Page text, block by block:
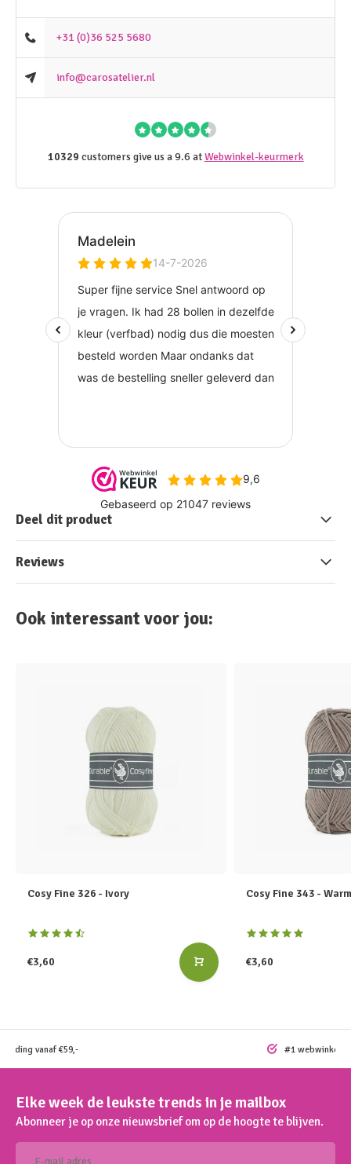
+31 (0)36 525 5680
info@carosatelier.nl
10329 customers give us a 9.6 atWebwinkel-keurmerk
Deel dit product
Reviews
Ook interessant voor jou:
Cosy Fine 326 - Ivory
€3,60
Cosy Fine 343 -
€3,60
vanaf €59,- #1 webwinkel
Elke week de leukste trends in je mailbox
Abonneer je op onze nieuwsbrief om op de hoogte te blijven.